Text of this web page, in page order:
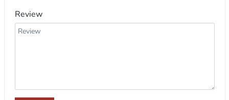
Review